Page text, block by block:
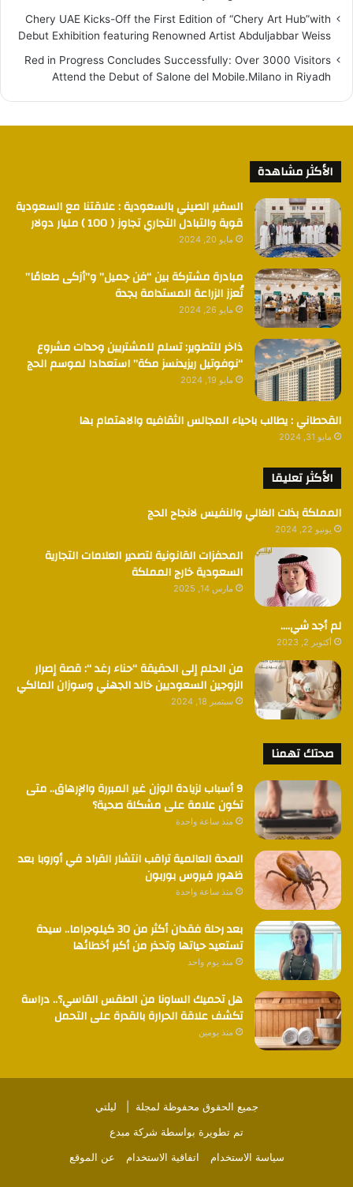
Chery UAE Kicks-Off the First Edition of “Chery Art Hub”with
Debut Exhibition featuring Renowned Artist Abduljabbar Weiss
Red in Progress Concludes Successfully: Over 3000 Visitors
Attend the Debut of Salone del Mobile.Milano in Riyadh
الأكثر مشاهدة
السفير الصيني بالسعودية : علاقتنا مع السعودية
قوية والتبادل التجاري تجاوز ( 100 ) مليار دولار
مايو 20, 2024
مبادرة مشتركة بين “فن جميل” و”أزكى طعامًا”
تُعزز الزراعة المستدامة بجدة
مايو 26, 2024
ذاخر للتطوير: تسلم للمشتريين وحدات مشروع
“نوفوتيل ريزيدنسز مكة” استعدادا لموسم الحج
مايو 19, 2024
القحطاني : يطالب باحياء المجالس الثقافيه والاهتمام بها
مايو 31, 2024
الأكثر تعليقا
المملكة بذلت الغالي والنفيس لانجاح الحج
يونيو 22, 2024
المحفزات القانونية لتصدير العلامات التجارية
السعودية خارج المملكة
مارس 14, 2025
لم أجد شي….
أكتوبر 2, 2023
من الحلم إلى الحقيقة “حناء رغد “: قصة إصرار
الزوجين السعوديين خالد الجهني وسوزان المالكي
سبتمبر 18, 2024
صحتك تهمنا
9 أسباب لزيادة الوزن غير المبررة والإرهاق.. متى
تكون علامة على مشكلة صحية؟
منذ ساعة واحدة
الصحة العالمية تراقب انتشار القراد في أوروبا بعد
ظهور فيروس بوربون
منذ ساعة واحدة
بعد رحلة فقدان أكثر من 30 كيلوجراما.. سيدة
تستعيد حياتها وتحذر من أكبر أخطائها
منذ يوم واحد
هل تحميك الساونا من الطقس القاسي؟.. دراسة
تكشف علاقة الحرارة بالقدرة على التحمل
منذ يومين
جميع الحقوق محفوظة لمجلة | ليلتي
تم تطويرة بواسطة شركة مبدع
سياسة الاستخدام
اتفاقية الاستخدام عن الموقع